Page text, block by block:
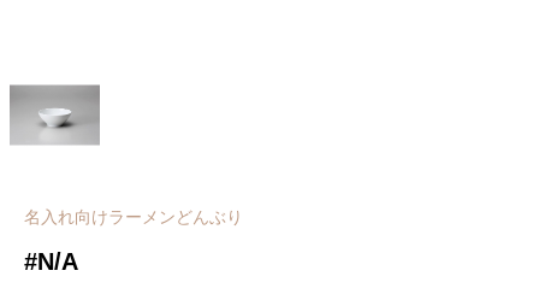
名入れ向けラーメンどんぶり
#N/A